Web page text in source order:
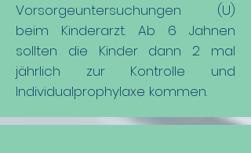
Vorsorgeuntersuchungen (U)
beim Kinderarzt. Ab 6 Jahnen
sollten die Kinder dann 2 mal
jährlich zur Kontrolle und
Individualprophylaxe kommen.